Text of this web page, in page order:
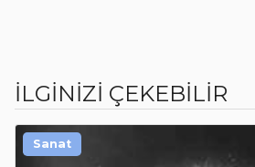
İLGİNİZİ ÇEKEBİLİR
Sanat